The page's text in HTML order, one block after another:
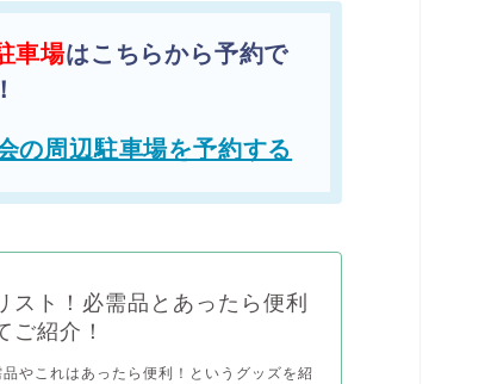
車場はこちらから予約で
の周辺駐車場を予約する
スト！必需品とあったら便利
ご紹介！
やこれはあったら便利！というグッズを紹